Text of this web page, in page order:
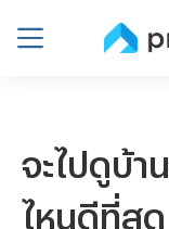
จะไปดูบ้า
ไหนดีที่สุด